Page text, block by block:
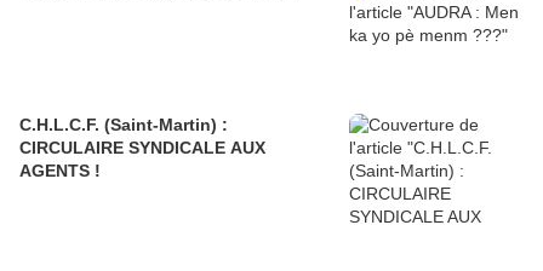
C.H.L.C.F. (Saint-Martin) :
CIRCULAIRE SYNDICALE AUX
AGENTS !